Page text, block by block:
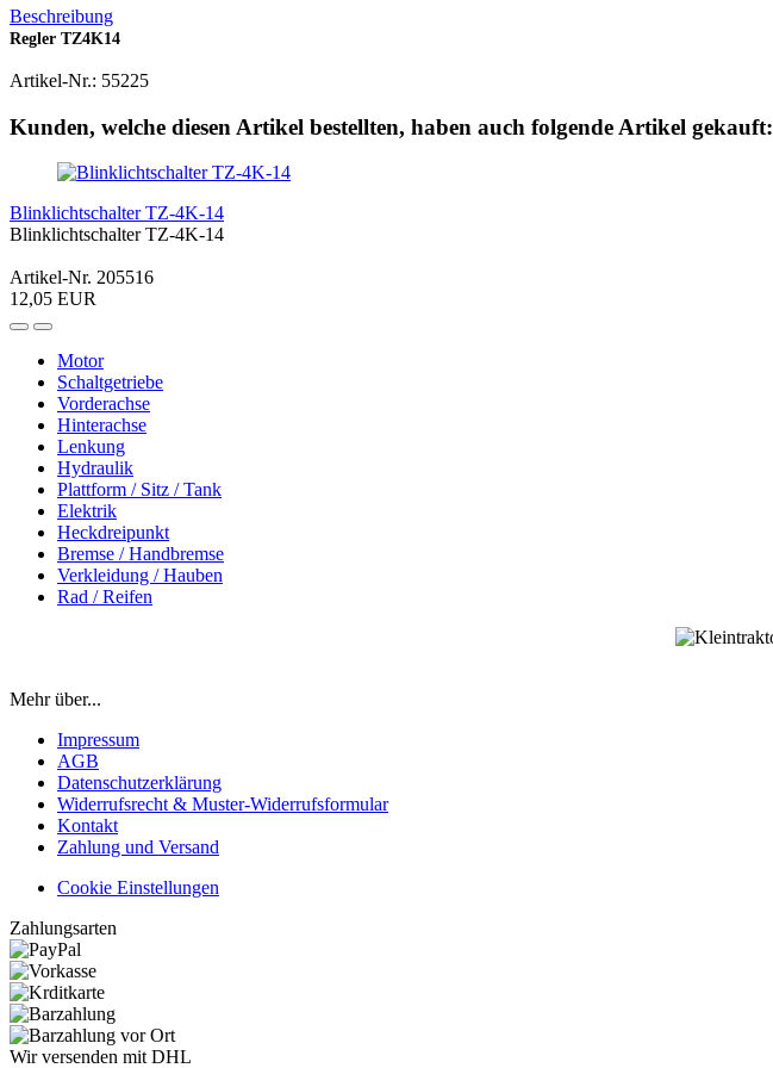
Beschreibung
Regler TZ4K14
Artikel-Nr.: 55225
Kunden, welche diesen Artikel bestellten, haben auch folgende Artikel gekauft:
Blinklichtschalter TZ-4K-14
Blinklichtschalter TZ-4K-14
Artikel-Nr. 205516
12,05 EUR
Motor
Schaltgetriebe
Vorderachse
Hinterachse
Lenkung
Hydraulik
Plattform / Sitz / Tank
Elektrik
Heckdreipunkt
Bremse / Handbremse
Verkleidung / Hauben
Rad / Reifen
Mehr über...
Impressum
AGB
Datenschutzerklärung
Widerrufsrecht & Muster-Widerrufsformular
Kontakt
Zahlung und Versand
Cookie Einstellungen
Zahlungsarten
Wir versenden mit DHL